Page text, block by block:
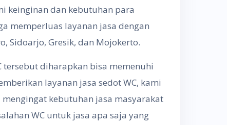
keinginan dan kebutuhan para
memperluas layanan jasa dengan
Sidoarjo, Gresik, dan Mojokerto.
tersebut diharapkan bisa memenuhi
layanan jasa sedot WC, kami
kebutuhan jasa masyarakat
WC untuk jasa apa saja yang